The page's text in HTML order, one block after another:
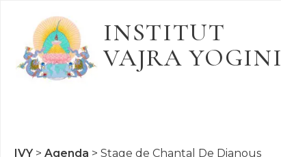
INSTITUT
VAJRA YOGINI
IVY> Agenda > Stage de Chantal De Dianous